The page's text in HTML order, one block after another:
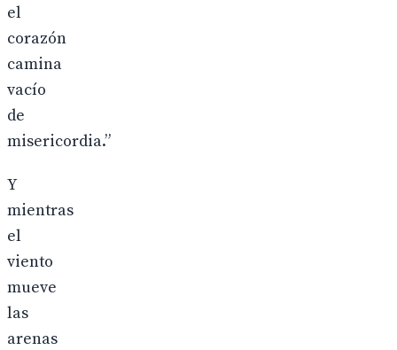
el
corazón
camina
vacío
de
misericordia.”
Y
mientras
el
viento
mueve
las
arenas